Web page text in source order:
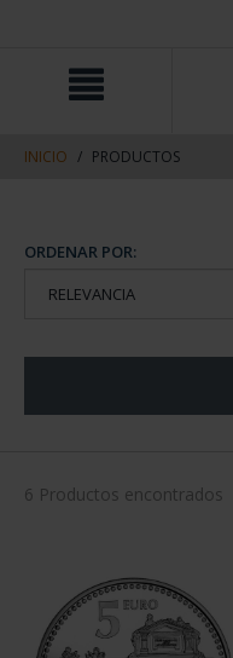
contenido
navegacin
INICIO PRODUCTOS
ORDENAR POR:
6 Productos encontrados